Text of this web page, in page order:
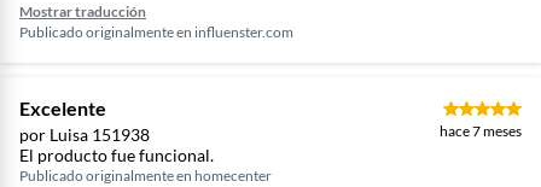
Mostrar traducción
Publicado originalmente en influenster.com
Excelente
por Luisa 151938 hace 7 meses
El producto fue funcional.
Publicado originalmente en homecenter